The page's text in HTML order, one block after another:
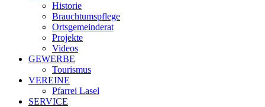
Historie
Brauchtumspflege
Ortsgemeinderat
Projekte
Videos
GEWERBE
Tourismus
VEREINE
Pfarrei Lasel
SERVICE